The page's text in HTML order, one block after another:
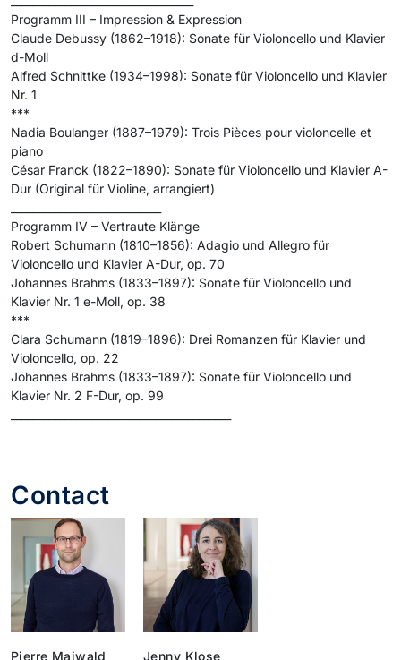
Programm III – Impression & Expression
Claude Debussy (1862–1918): Sonate für Violoncello und Klavier
d-Moll
Alfred Schnittke (1934–1998): Sonate für Violoncello und Klavier
Nr. 1
***
Nadia Boulanger (1887–1979): Trois Pièces pour violoncelle et
piano
César Franck (1822–1890): Sonate für Violoncello und Klavier A-
Dur (Original für Violine, arrangiert)
Programm IV – Vertraute Klänge
Robert Schumann (1810–1856): Adagio und Allegro für
Violoncello und Klavier A-Dur, op. 70
Johannes Brahms (1833–1897): Sonate für Violoncello und
Klavier Nr. 1 e-Moll, op. 38
***
Clara Schumann (1819–1896): Drei Romanzen für Klavier und
Violoncello, op. 22
Johannes Brahms (1833–1897): Sonate für Violoncello und
Klavier Nr. 2 F-Dur, op. 99
Contact
Pierre Maiwald
Jenny Klose